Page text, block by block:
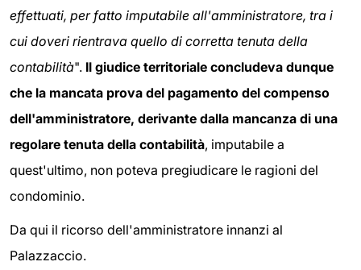
effettuati, per fatto imputabile all'amministratore, tra i
cui doveri rientrava quello di corretta tenuta della
contabilità". Il giudice territoriale concludeva dunque
che la mancata prova del pagamento del compenso
dell'amministratore, derivante dalla mancanza di una
regolare tenuta della contabilità, imputabile a
quest'ultimo, non poteva pregiudicare le ragioni del
condominio.
Da qui il ricorso dell'amministratore innanzi al
Palazzaccio.